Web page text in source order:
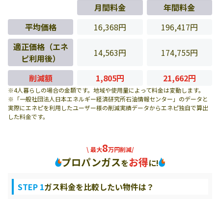
月間料金
年間料金
平均価格
16,368円
196,417円
適正価格（エネ
ピ利用後）
14,563円 174,755円
削減額 1,805円 21,662円
※4人暮らしの場合の金額です。地域や使用量によって料金は変動します。
※「一般社団法人日本エネルギー経済研究所石油情報センター」のデータと
実際にエネピを利用したユーザー様の削減実績データからエネピ独自で算出
した料金です。
\ 最大8万円削減/
プロパンガスをお得に!
STEP 1ガス料金を比較したい物件は？